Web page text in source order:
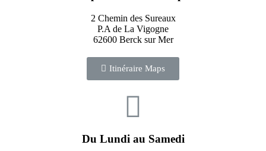
2 Chemin des Sureaux
P.A de La Vigogne
62600 Berck sur Mer
Itinéraire Maps
Du Lundi au Samedi